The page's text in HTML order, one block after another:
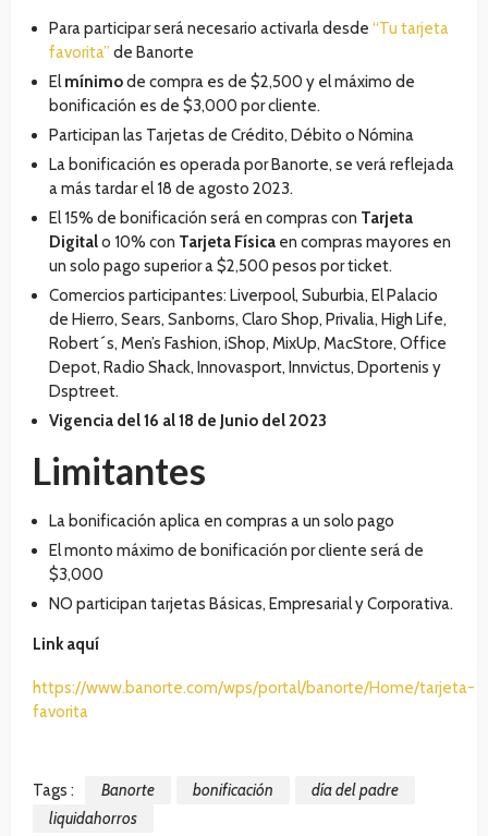
Para participar será necesario activarla desde “Tu tarjeta
favorita” de Banorte
Elmínimode compra es de $2,500 y el máximo de
bonificación es de $3,000 por cliente.
Participan las Tarjetas de Crédito, Débito o Nómina
La bonificación es operada por Banorte, se verá reflejada
a más tardar el 18 de agosto 2023.
El 15% de bonificación será en compras con Tarjeta
Digitalo 10% con Tarjeta Física en compras mayores en
un solo pago superior a $2,500 pesos por ticket.
Comercios participantes: Liverpool, Suburbia, El Palacio
de Hierro, Sears, Sanborns, Claro Shop, Privalia, High Life,
Robert´s, Men’s Fashion, iShop, MixUp, MacStore, Office
Depot, Radio Shack, Innovasport, Innvictus, Dportenis y
Dsptreet.
Vigencia del 16 al 18 de Junio del 2023
Limitantes
La bonificación aplica en compras a un solo pago
El monto máximo de bonificación por cliente será de
$3,000
NO participan tarjetas Básicas, Empresarial y Corporativa.
Link aquí
https://www.banorte.com/wps/portal/banorte/Home/tarjeta-
favorita
Tags : Banorte bonificación
día del padre
liquidahorros